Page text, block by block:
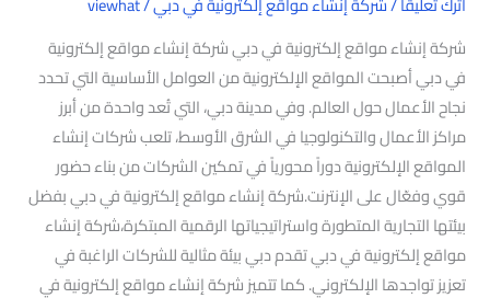
شركة إنشاء مواقع إلكترونية في دبي شركة إنشاء مواقع إلكترونية
في دبي أصبحت المواقع الإلكترونية من العوامل الأساسية التي تحدد
نجاح الأعمال حول العالم. وفي مدينة دبي، التي تُعد واحدة من أبرز
مراكز الأعمال والتكنولوجيا في الشرق الأوسط، تلعب شركات إنشاء
المواقع الإلكترونية دوراً محورياً في تمكين الشركات من بناء حضور
قوي وفعّال على الإنترنت.شركة إنشاء مواقع إلكترونية في دبي بفضل
بيئتها التجارية المتطورة واستراتيجياتها الرقمية المبتكرة،شركة إنشاء
مواقع إلكترونية في دبي تقدم دبي بيئة مثالية للشركات الراغبة في
تعزيز تواجدها الإلكتروني. كما تتميز شركة إنشاء مواقع إلكترونية في